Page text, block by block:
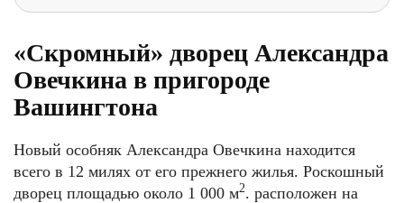
«Скромный» дворец Александра
Овечкина в пригороде
Вашингтона
Новый особняк Александра Овечкина находится
всего в 12 милях от его прежнего жилья. Роскошный
дворец площадью около 1 000 м2. расположен на